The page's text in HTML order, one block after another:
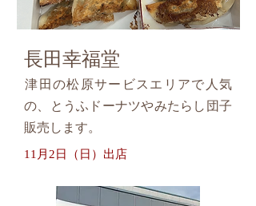
長田幸福堂
津田の松原サービスエリアで人気
の、とうふドーナツやみたらし団子
販売します。
11月2日（日）出店